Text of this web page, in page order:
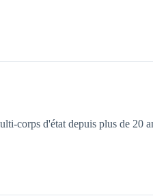
corps d'état depuis plus de 20